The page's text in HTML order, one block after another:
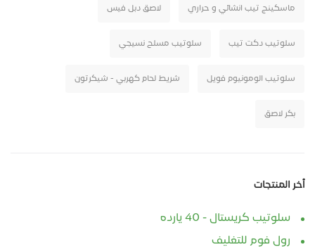
ماسكينج تيب انشائي و حراري لاصق دبل فيس
سلوتيب دكت تيب سلوتيب مسلح نسيجي
سلوتيب الومونيوم فويل شريط لحام كهربي - شيكرتون
بكر لاصق
أخر المنتجات
سلوتيب كريستال - 40 يارده
رول فوم للتغليف